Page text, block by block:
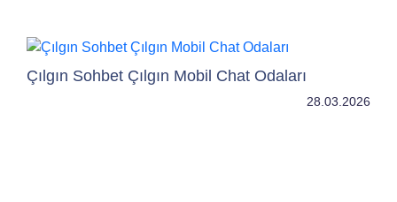
Çılgın Sohbet Çılgın Mobil Chat Odaları
28.03.2026